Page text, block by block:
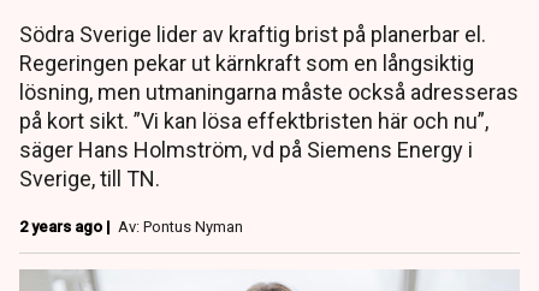
Södra Sverige lider av kraftig brist på planerbar el.
Regeringen pekar ut kärnkraft som en långsiktig
lösning, men utmaningarna måste också adresseras
på kort sikt. ”Vi kan lösa effektbristen här och nu”,
säger Hans Holmström, vd på Siemens Energy i
Sverige, till TN.
2 years ago | Av: Pontus Nyman